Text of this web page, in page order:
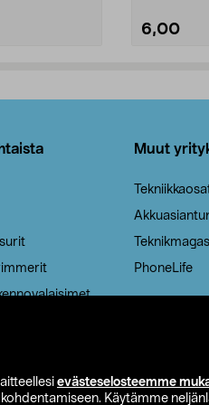
evästeselosteemme
Käytämme
6,00
Muut
PhoneLife